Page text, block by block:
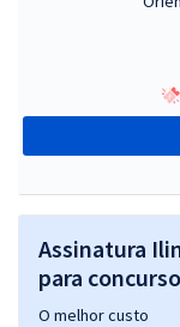
Assinatura
para
O melhor custo